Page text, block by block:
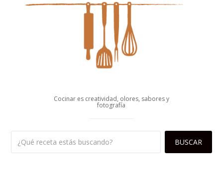
Cocinar es creatividad, olores, sabores y
fotografía